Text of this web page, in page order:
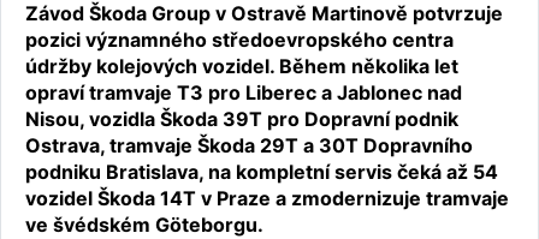
Závod Škoda Group v Ostravě Martinově potvrzuje
pozici významného středoevropského centra
údržby kolejových vozidel. Během několika let
opraví tramvaje T3 pro Liberec a Jablonec nad
Nisou, vozidla Škoda 39T pro Dopravní podnik
Ostrava, tramvaje Škoda 29T a 30T Dopravního
podniku Bratislava, na kompletní servis čeká až 54
vozidel Škoda 14T v Praze a zmodernizuje tramvaje
ve švédském Göteborgu.